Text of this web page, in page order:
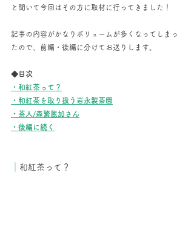
と聞いて今回はその方に取材に行ってきました！
記事の内容がかなりボリュームが多くなってしまっ
たので、前編・後編に分けてお送りします。
◆目次
・和紅茶って？
・和紅茶を取り扱う岩永製茶園
・茶人/森繁麗加さん
・後編に続く
和紅茶って？